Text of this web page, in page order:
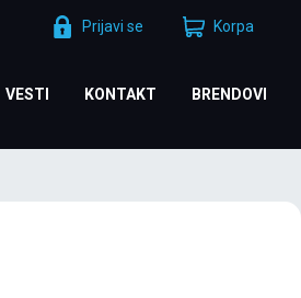
Prijavi se Korpa
VESTI KONTAKT BRENDOVI